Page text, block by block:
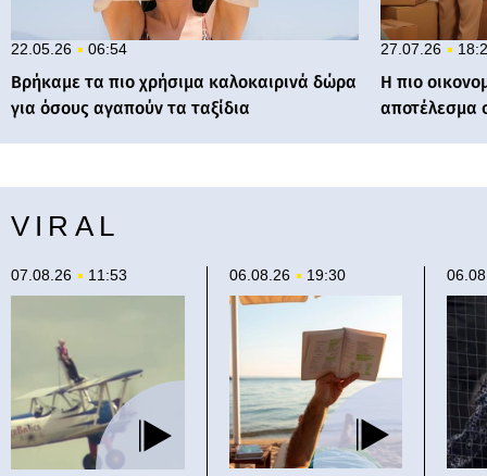
22.05.26 06:54
Βρήκαμε τα πιο χρήσιμα καλοκαιρινά δώρα
για όσους αγαπούν τα ταξίδια
27.07.26
Η πιο
αποτέλεσμα
VIRAL
07.08.26 11:53 06.08.26 19:30